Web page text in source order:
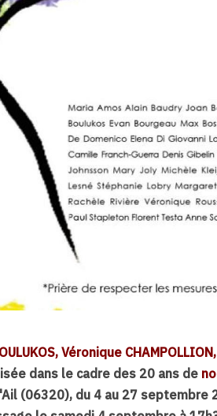
Véronique
dans le cadre des 20 ans de
(06320), du 4 au 27 septembre